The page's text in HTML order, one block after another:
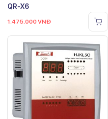
QR-X6
1.475.000 VNĐ